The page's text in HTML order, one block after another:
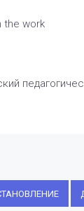
the work